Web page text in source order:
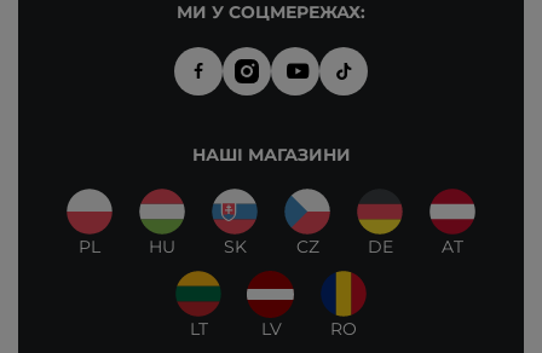
МИ У СОЦМЕРЕЖАХ:
НАШІ МАГАЗИНИ
PL HU SK CZ DE AT
LT LV RO